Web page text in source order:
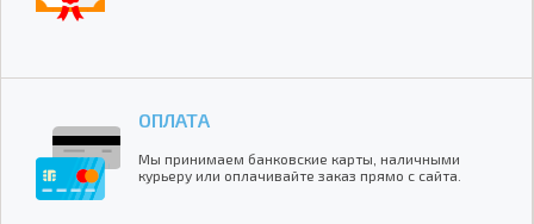
ОПЛАТА
Мы принимаем банковские карты, наличными
курьеру или оплачивайте заказ прямо с сайта.